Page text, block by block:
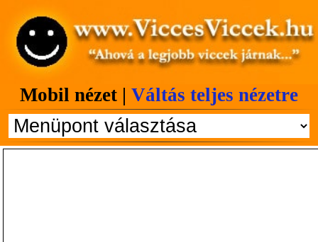
Mobil nézet | Váltás teljes nézetre